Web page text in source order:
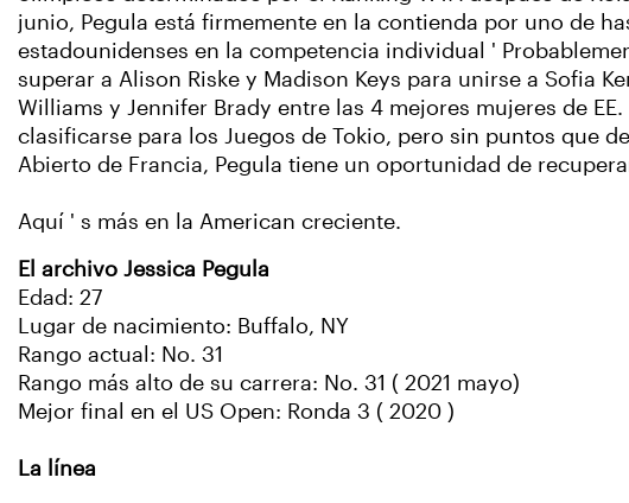
junio, Pegula está firmemente en la contienda por uno de
estadounidenses en la competencia individual '
superar a Alison Riske y Madison Keys para unirse a Sofia
Williams y Jennifer Brady entre las 4 mejores mujeres de EE.
clasificarse para los Juegos de Tokio, pero sin puntos que
Abierto de Francia, Pegula tiene un oportunidad de
Aquí ' s más en la American creciente.
El archivo Jessica Pegula
Edad: 27
Lugar de nacimiento: Buffalo, NY
Rango actual: No. 31
Rango más alto de su carrera: No. 31 ( 2021 mayo)
Mejor final en el US Open: Ronda 3 ( 2020 )
La línea